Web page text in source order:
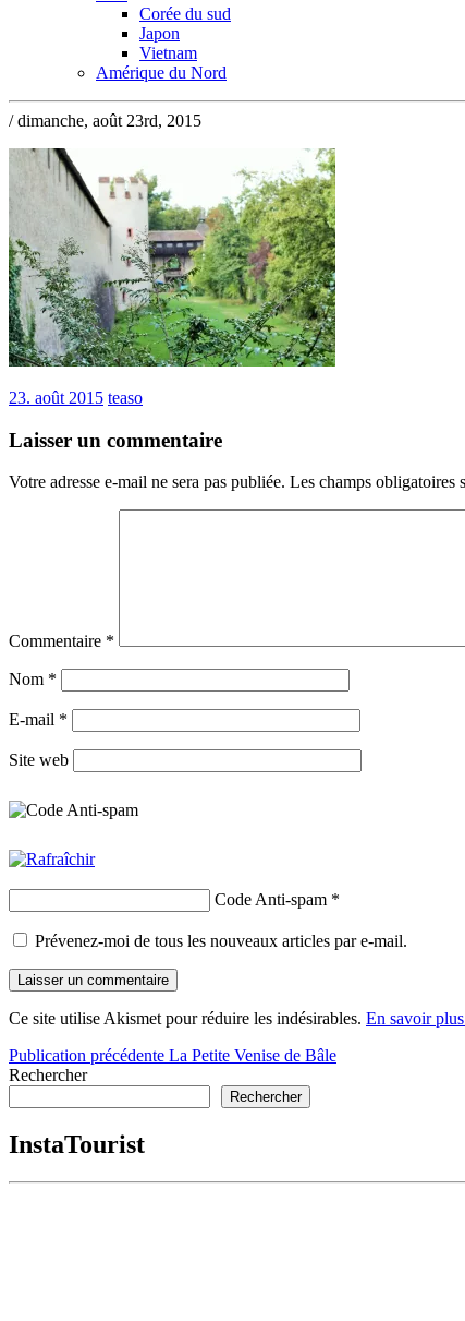
Corée du sud
Japon
Vietnam
Amérique du Nord
/ dimanche, août 23rd, 2015
23. août 2015 teaso
Laisser un commentaire
Votre adresse e-mail ne sera pas publiée. Les champs obligatoires
Commentaire *
Nom *
E-mail *
Site web
Code Anti-spam *
Prévenez-moi de tous les nouveaux articles par e-mail.
Ce site utilise Akismet pour réduire les indésirables. En savoir
Navigation
de
Publication précédente La Petite Venise de Bâle
Rechercher
Rechercher
InstaTourist